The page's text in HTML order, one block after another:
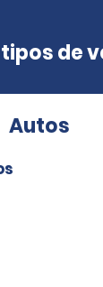
de
Autos